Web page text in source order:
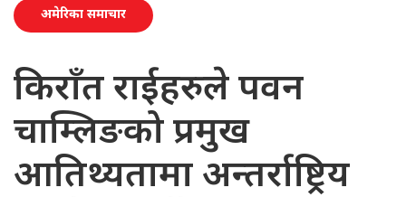
अमेरिका समाचार
किराँत राईहरुले पवन
चाम्लिङको प्रमुख
आतिथ्यतामा अन्तर्राष्ट्रिय